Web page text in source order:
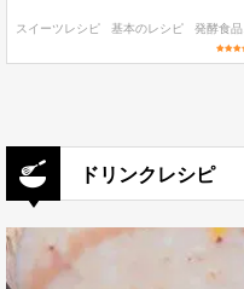
スイーツレシピ 基本のレシピ 発酵食品レシピ
ドリンクレシピ